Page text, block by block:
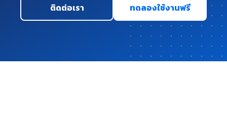
ติดต่อเรา ทดลองใช้งานฟรี